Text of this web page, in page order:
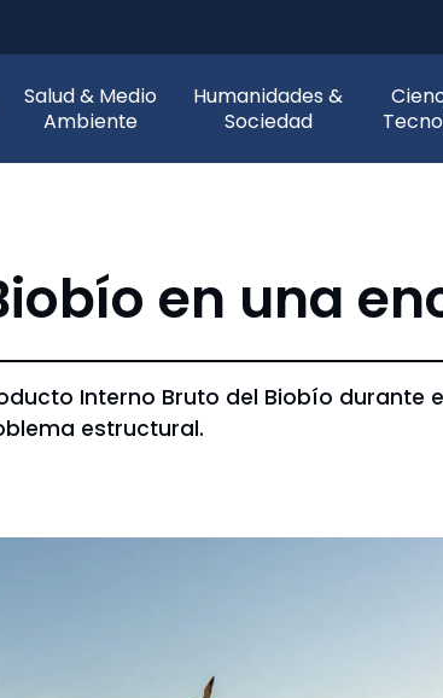
Salud & Medio
Ambiente
Humanidades &
Sociedad
en una
Interno Bruto del Biobío
estructural.